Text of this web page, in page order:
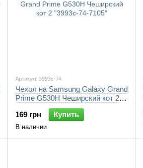
Артикул: 3993c-74
Чехол на Samsung Galaxy Grand
Prime G530H Чеширский кот 2
"3993c-74-7105"
169 грн
Купить
В наличии